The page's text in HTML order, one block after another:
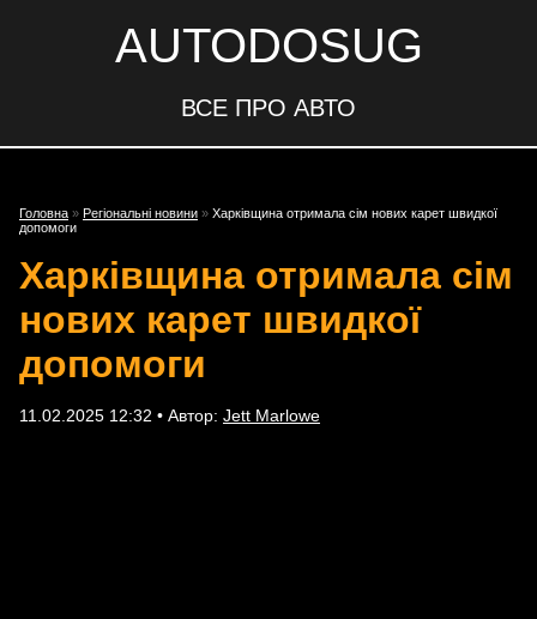
AUTODOSUG
ВСЕ ПРО АВТО
Головна » Регіональні новини » Харківщина отримала сім нових карет швидкої
допомоги
Харківщина отримала сім
нових карет швидкої
допомоги
11.02.2025 12:32 • Автор: Jett Marlowe